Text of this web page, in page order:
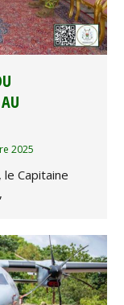
2025
le Capitaine